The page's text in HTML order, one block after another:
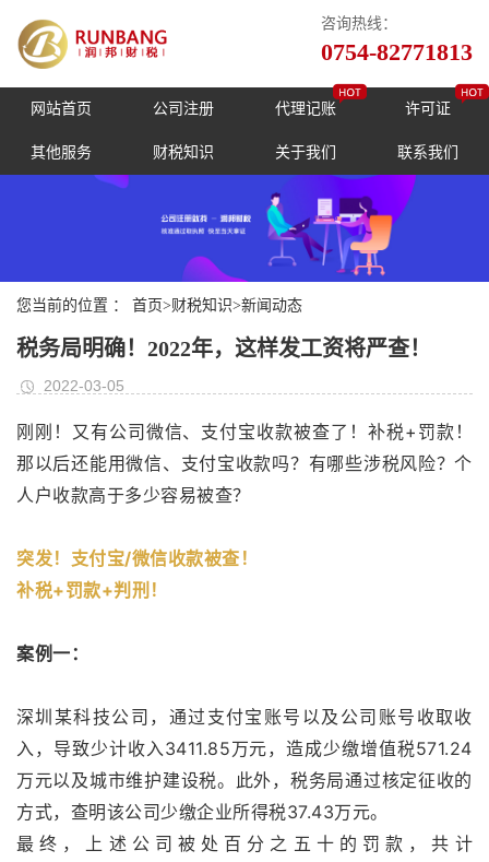
咨询热线：
0754-82771813
网站首页 公司注册 代理记账 许可证
其他服务 财税知识 关于我们 联系我们
您当前的位置 ： 首页>财税知识>新闻动态
税务局明确！2022年，这样发工资将严查！
2022-03-05
刚刚！又有公司微信、支付宝收款被查了！补税+罚款！
那以后还能用微信、支付宝收款吗？有哪些涉税风险？个
人户收款高于多少容易被查？
突发！支付宝/微信收款被查！
补税+罚款+判刑！
案例一：
深圳某科技公司，通过支付宝账号以及公司账号收取收
入，导致少计收入3411.85万元，造成少缴增值税571.24
万元以及城市维护建设税。此外，税务局通过核定征收的
方式，查明该公司少缴企业所得税37.43万元。
最终，上述公司被处百分之五十的罚款，共计